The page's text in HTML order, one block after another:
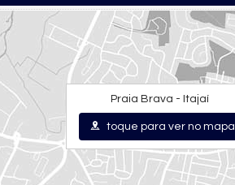
Praia Brava - Itajaí
toque para ver no mapa